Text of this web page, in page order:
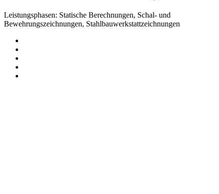
Leistungsphasen: Statische Berechnungen, Schal- und
Bewehrungszeichnungen, Stahlbauwerkstattzeichnungen